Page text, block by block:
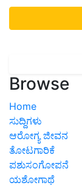
Browse
Home
ಸುದ್ದಿಗಳು
ಆರೋಗ್ಯ ಜೀವನ
ತೋಟಗಾರಿಕೆ
ಪಶುಸಂಗೋಪನೆ
ಯಶೋಗಾಥೆ